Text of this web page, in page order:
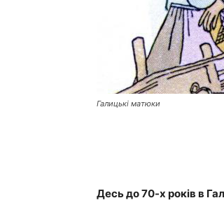
Галицькі матюки
Десь до 70-х років в